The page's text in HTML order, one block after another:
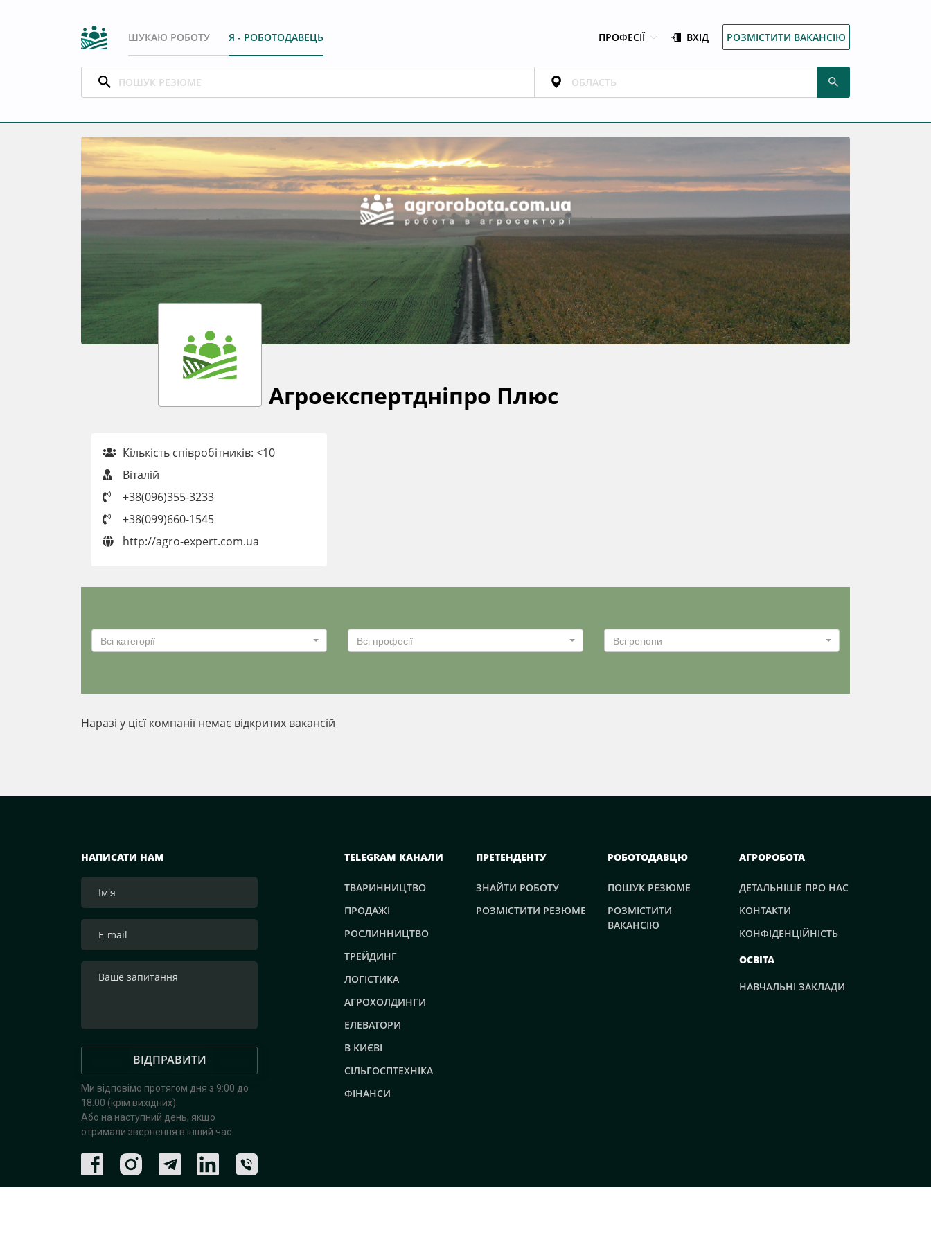
ШУКАЮ РОБОТУ Я - РОБОТОДАВЕЦЬ ПРОФЕСІЇ ВХІД РОЗМІСТИТИ ВАКАНСІЮ
Агроекспертдніпро Плюс
Кількість співробітників: <10
Віталій
+38(096)355-3233
+38(099)660-1545
http://agro-expert.com.ua
Всі категорії Всі професії Всі регіони
Наразі у цієї компанії немає відкритих вакансій
НАПИСАТИ НАМ
ВІДПРАВИТИ
Ми відповімо протягом дня з 9:00 до
18:00 (крім вихідних).
Або на наступний день, якщо
отримали звернення в інший час.
TELEGRAM КАНАЛИ
ТВАРИННИЦТВО
ПРОДАЖІ
РОСЛИННИЦТВО
ТРЕЙДИНГ
ЛОГІСТИКА
АГРОХОЛДИНГИ
ЕЛЕВАТОРИ
В КИЄВІ
СІЛЬГОСПТЕХНІКА
ФІНАНСИ
ПРЕТЕНДЕНТУ
ЗНАЙТИ РОБОТУ
РОЗМІСТИТИ РЕЗЮМЕ
РОБОТОДАВЦЮ
ПОШУК РЕЗЮМЕ
РОЗМІСТИТИ
ВАКАНСІЮ
АГРОРОБОТА
ДЕТАЛЬНІШЕ ПРО НАС
КОНТАКТИ
КОНФІДЕНЦІЙНІСТЬ
ОСВІТА
НАВЧАЛЬНІ ЗАКЛАДИ